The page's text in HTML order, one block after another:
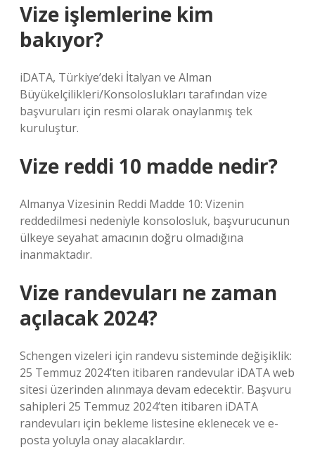
Vize işlemlerine kim
bakıyor?
iDATA, Türkiye’deki İtalyan ve Alman
Büyükelçilikleri/Konsoloslukları tarafından vize
başvuruları için resmi olarak onaylanmış tek
kuruluştur.
Vize reddi 10 madde nedir?
Almanya Vizesinin Reddi Madde 10: Vizenin
reddedilmesi nedeniyle konsolosluk, başvurucunun
ülkeye seyahat amacının doğru olmadığına
inanmaktadır.
Vize randevuları ne zaman
açılacak 2024?
Schengen vizeleri için randevu sisteminde değişiklik:
25 Temmuz 2024’ten itibaren randevular iDATA web
sitesi üzerinden alınmaya devam edecektir. Başvuru
sahipleri 25 Temmuz 2024’ten itibaren iDATA
randevuları için bekleme listesine eklenecek ve e-
posta yoluyla onay alacaklardır.